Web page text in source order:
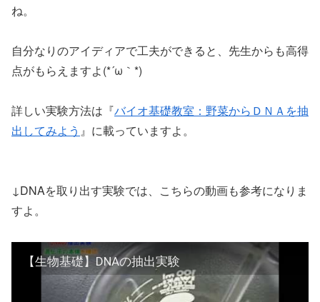
ね。
自分なりのアイディアで工夫ができると、先生からも高得
点がもらえますよ(*´ω｀*)
詳しい実験方法は『バイオ基礎教室：野菜からＤＮＡを抽
出してみよう 』に載っていますよ。
↓DNAを取り出す実験では、こちらの動画も参考になりま
すよ。
【生物基礎】DNAの抽出実験